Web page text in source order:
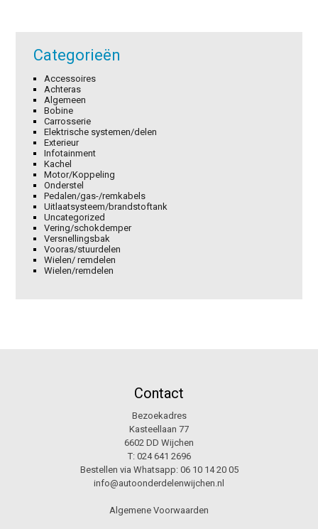
Categorieën
Accessoires
Achteras
Algemeen
Bobine
Carrosserie
Elektrische systemen/delen
Exterieur
Infotainment
Kachel
Motor/Koppeling
Onderstel
Pedalen/gas-/remkabels
Uitlaatsysteem/brandstoftank
Uncategorized
Vering/schokdemper
Versnellingsbak
Vooras/stuurdelen
Wielen/ remdelen
Wielen/remdelen
Contact
Bezoekadres
Kasteellaan 77
6602 DD Wijchen
T: 024 641 2696
Bestellen via Whatsapp: 06 10 14 20 05
info@autoonderdelenwijchen.nl
Algemene Voorwaarden